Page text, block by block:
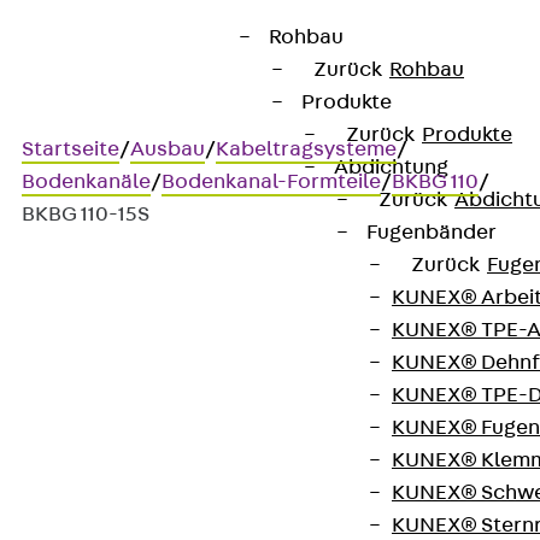
Rohbau
Zurück Rohbau
Produkte
Zurück Produkte
Abdichtung
Zurück
Fugenbänder
Zurück
KUNEX®
KUNEX®
KUNEX®
KUNEX®
KUNEX®
KUNEX®
KUNEX®
KUNEX®
Startseite/Ausbau/Kabeltragsysteme/
Bodenkanäle/Bodenkanal-Formteile/BKBG 110/
BKBG 110-15S
Bodenkanal-Bogen 90° m.
Bodenkanal-Bogen mit
Gehrungsschnitt, Höhe = 110